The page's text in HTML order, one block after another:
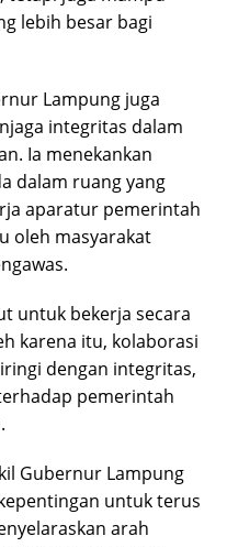
lebih besar bagi
Lampung juga
integritas dalam
Ia menekankan
dalam ruang yang
aparatur pemerintah
oleh masyarakat
untuk bekerja secara
karena itu, kolaborasi
dengan integritas,
pemerintah
Gubernur Lampung
untuk terus
arah